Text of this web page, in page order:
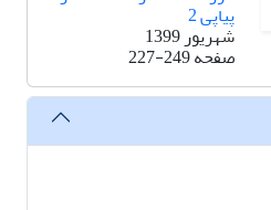
پیاپی 2
شهریور 1399
صفحه227-249